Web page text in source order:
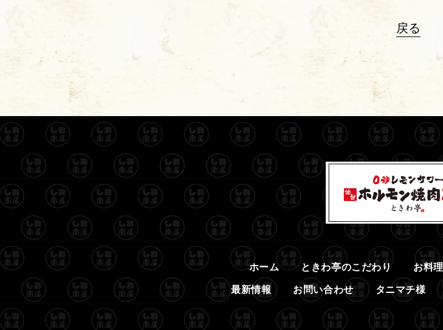
戻る
ホーム ときわ亭のこだわり お料理
最新情報 お問い合わせ タニマチ様